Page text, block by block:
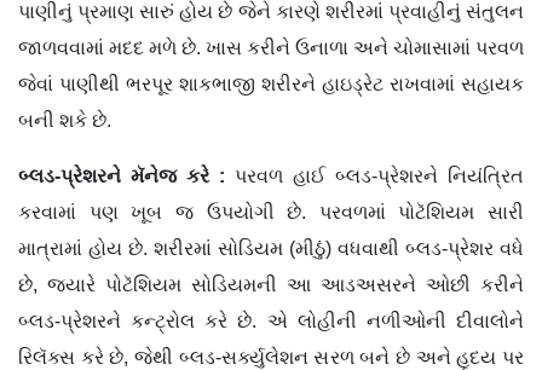
પાણીનું પ્રમાણ સારું હોય છે જેને કારણે શરીરમાં પ્રવાહીનું સંતુલન
જાળવવામાં મદદ મળે છે. ખાસ કરીને ઉનાળા અને ચોમાસામાં પરવળ
જેવાં પાણીથી ભરપૂર શાકભાજી શરીરને હાઇડ્રેટ રાખવામાં સહાયક
બની શકે છે.
બ્લડ-પ્રેશરને મૅનેજ કરે: પરવળ હાઈ બ્લડ-પ્રેશરને નિયંત્રિત
કરવામાં પણ ખૂબ જ ઉપયોગી છે. પરવળમાં પોટૅશિયમ સારી
માત્રામાં હોય છે. શરીરમાં સોડિયમ (મીઠું) વધવાથી બ્લડ-પ્રેશર વધે
છે, જ્યારે પોટૅશિયમ સોડિયમની આ આડઅસરને ઓછી કરીને
બ્લડ-પ્રેશરને કન્ટ્રોલ કરે છે. એ લોહીની નળીઓની દીવાલોને
રિલૅક્સ કરે છે, જેથી બ્લડ-સર્ક્યુલેશન સરળ બને છે અને હૃદય પર